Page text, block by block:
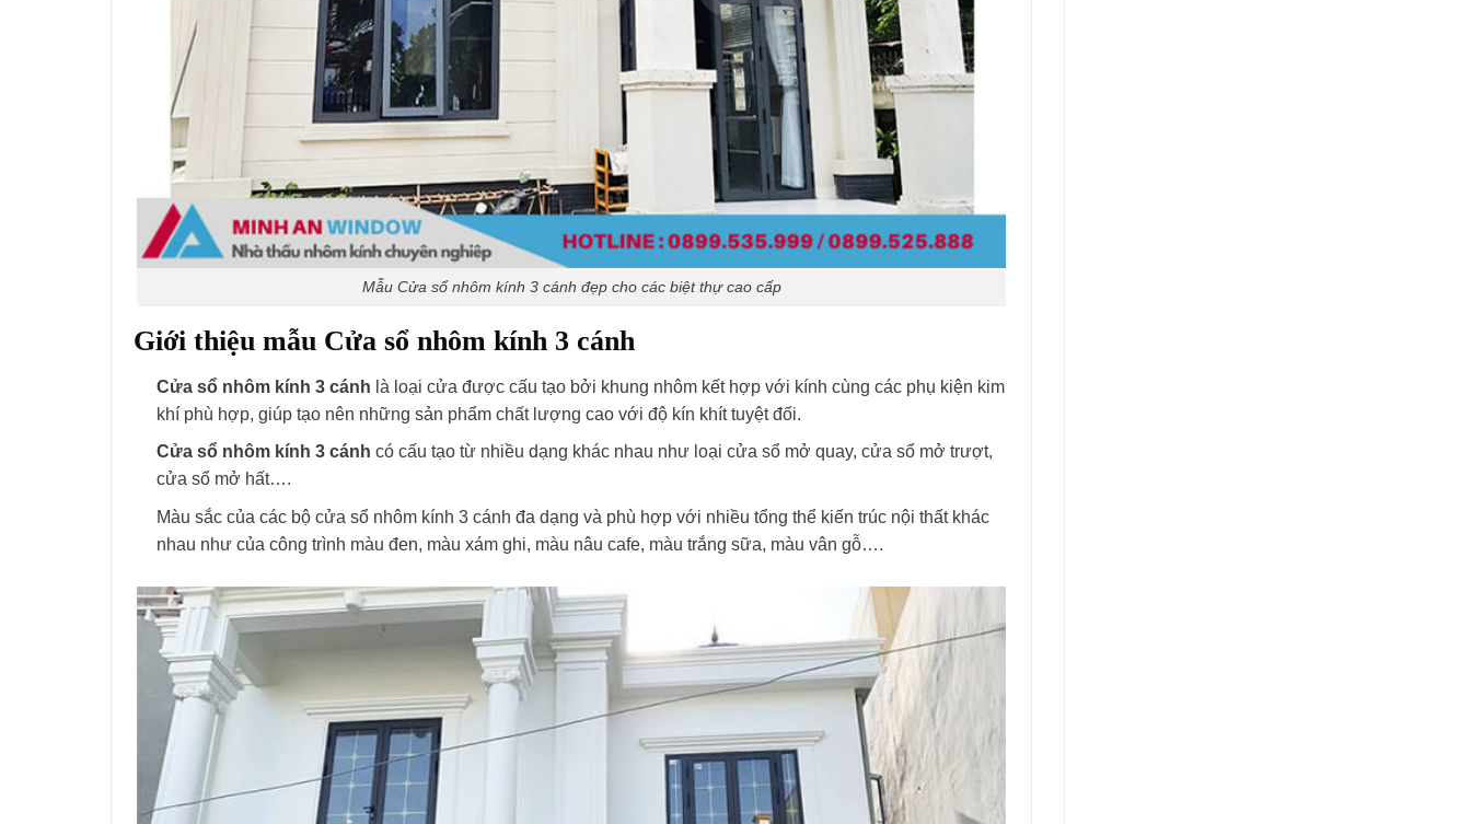
Mẫu Cửa sổ nhôm kính 3 cánh đẹp cho các biệt thự cao cấp
Giới thiệu mẫu Cửa sổ nhôm kính 3 cánh
Cửa sổ nhôm kính 3 cánh là loại cửa được cấu tạo bởi khung nhôm kết hợp với kính cùng các phụ kiện kim
khí phù hợp, giúp tạo nên những sản phẩm chất lượng cao với độ kín khít tuyệt đối.
Cửa sổ nhôm kính 3 cánh có cấu tạo từ nhiều dạng khác nhau như loại cửa sổ mở quay, cửa sổ mở trượt,
cửa sổ mở hất….
Màu sắc của các bộ cửa sổ nhôm kính 3 cánh đa dạng và phù hợp với nhiều tổng thể kiến trúc nội thất khác
nhau như của công trình màu đen, màu xám ghi, màu nâu cafe, màu trắng sữa, màu vân gỗ….